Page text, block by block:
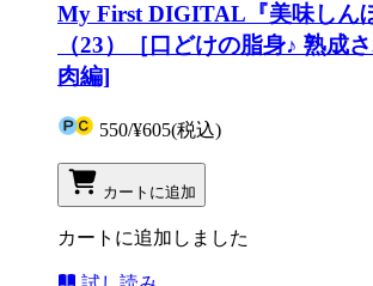
My First DIGITAL『美味しん
（23）［口どけの脂身♪ 熟成
肉編]
550/¥605(税込)
カートに追加
カートに追加しました